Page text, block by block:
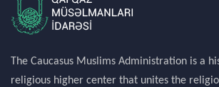
The Caucasus Muslims Administration is a
religious higher center that unites the